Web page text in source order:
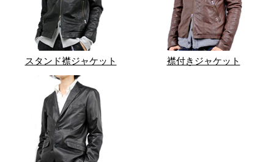
スタンド襟ジャケット 襟付きジャケット